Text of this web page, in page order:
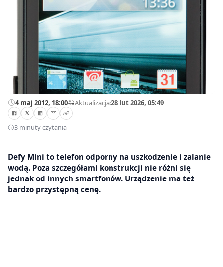
4 maj 2012, 18:00—Aktualizacja:28 lut 2026, 05:49
3 minuty czytania
Defy Mini to telefon odporny na uszkodzenie i zalanie
wodą. Poza szczegółami konstrukcji nie różni się
jednak od innych smartfonów. Urządzenie ma też
bardzo przystępną cenę.